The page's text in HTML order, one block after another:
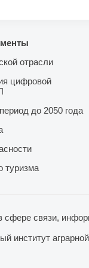
отрасли
цифровой
до 2050 года
туризма
связи,
институт